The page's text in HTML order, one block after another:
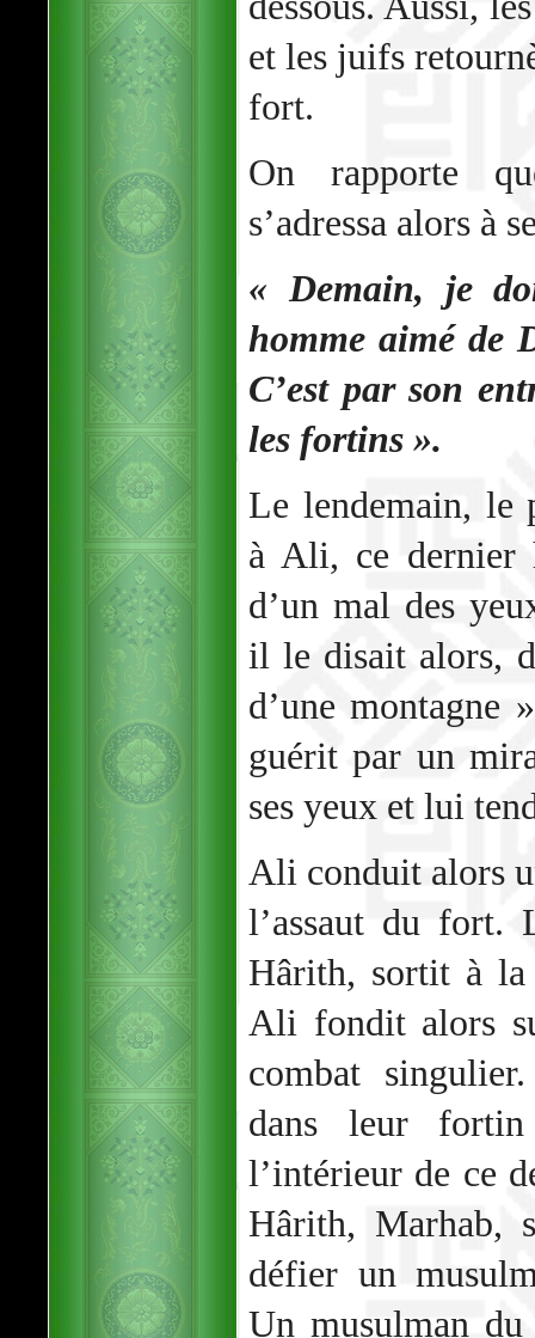
et les juifs
fort.
On rapporte
s’adressa alors à
« Demain, je
homme aimé de
C’est par son
les fortins ».
Le lendemain, le
à Ali, ce dernier
d’un mal des
il le disait alors,
d’une montagne
guérit par un
ses yeux et lui
Ali conduit alors
l’assaut du fort.
Hârith, sortit à la
Ali fondit alors
combat
dans leur
l’intérieur de ce
Hârith, Marhab,
défier un
Un musulman